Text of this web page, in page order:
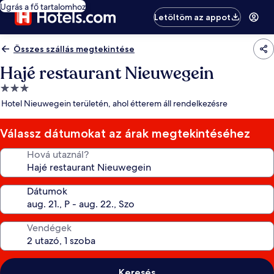
Ugrás a fő tartalomhoz
Letöltöm az appot
Összes szállás megtekintése
Hajé restaurant Nieuwegein
3.0
csillagos
Hotel Nieuwegein területén, ahol étterem áll rendelkezésre
Válassz dátumokat az árak megtekintéséhez
Hová utaznál?
Dátumok
Vendégek